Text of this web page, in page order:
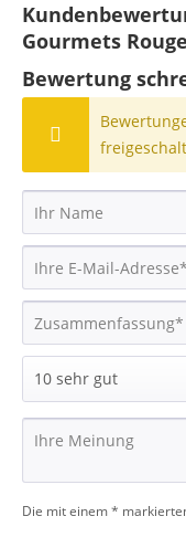
Gourmets
Bewertung
Die mit einem *